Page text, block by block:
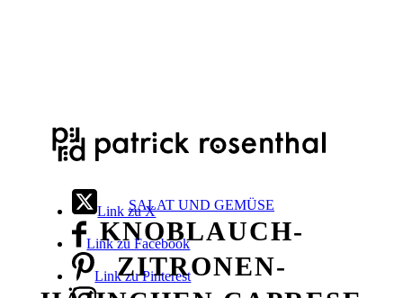
Link zu X
Link zu Facebook
Link zu Pinterest
SALAT UND GEMÜSE
KNOBLAUCH-
ZITRONEN-